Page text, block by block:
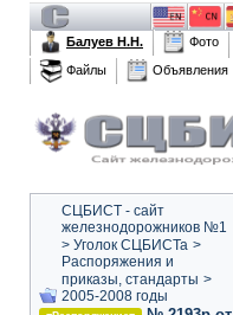
Балуев Н.Н.
Фото
Файлы
Объявления
СЦБИСТ - сайт
железнодорожников №1
> Уголок СЦБИСТа >
Распоряжения и
приказы, стандарты >
2005-2008 годы